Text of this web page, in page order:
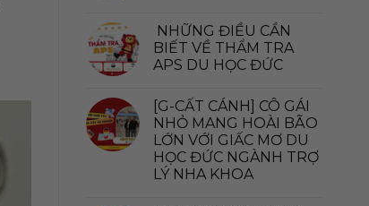
NHỮNG ĐIỀU CẦN
BIẾT VỀ THẨM TRA
APS DU HỌC ĐỨC
[G-CẤT CÁNH] CÔ GÁI
NHỎ MANG HOÀI BÃO
LỚN VỚI GIẤC MƠ DU
HỌC ĐỨC NGÀNH TRỢ
LÝ NHA KHOA